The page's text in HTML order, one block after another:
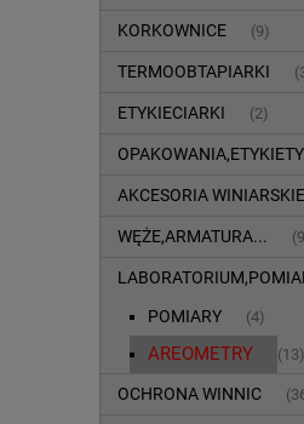
KORKOWNICE (9)
TERMOOBTAPIARKI
ETYKIECIARKI (2)
AKCESORIA WINIARSKIE
WĘŻE,ARMATURA...
POMIARY (4)
AREOMETRY (13)
OCHRONA WINNIC